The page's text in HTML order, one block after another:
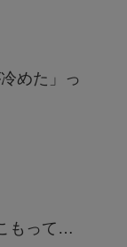
めた」っ
もって…